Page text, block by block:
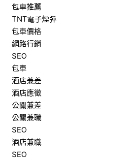
包車推薦
TNT電子煙彈
包車價格
網路行銷
SEO
包車
酒店兼差
酒店應徵
公關兼差
公關兼職
SEO
酒店兼職
SEO